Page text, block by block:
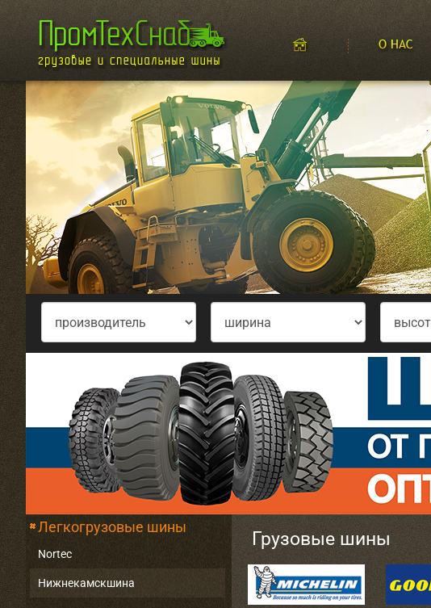
Легкогрузовые шины
Nortec
Нижнекамскшина
Грузовые шины